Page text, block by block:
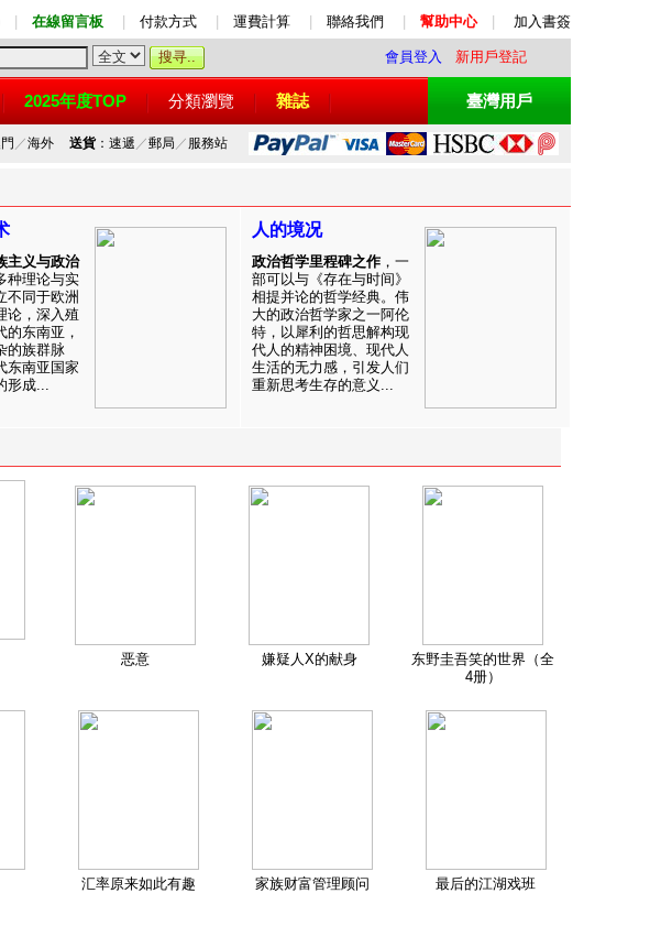
在線留言板 付款方式 運費計算 聯絡我們 幫助中心 加入書簽
會員登入 新用戶登記
2025年度TOP 分類瀏覽 雜誌 臺灣用戶
／海外 送貨：速遞 ／郵局 ／ 服務站
主义与政治
种理论与实
不同于欧洲
论，深入殖
的东南亚，
的族群脉
东南亚国家
形成...
人的境况
政治哲学里程碑之作 ，一
部可以与《存在与时间》
相提并论的哲学经典。伟
大的政治哲学家之一阿伦
特，以犀利的哲思解构现
代人的精神困境、现代人
生活的无力感，引发人们
重新思考生存的意义...
恶意 嫌疑人X的献身
东野圭吾笑的世界（全
4册）
汇率原来如此有趣 家族财富管理顾问 最后的江湖戏班